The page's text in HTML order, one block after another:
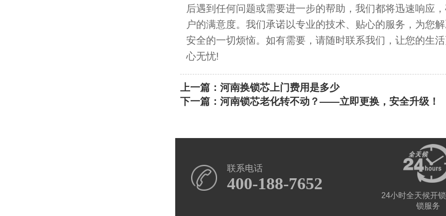
后遇到任何问题或需要进一步的帮助，我们都将迅速响应
户的满意度。我们承诺以专业的技术、贴心的服务，为您
安全的一切烦恼。如有需要，请随时联系我们，让您的生
心无忧!
上一篇：河南换锁芯上门费用是多少
下一篇：河南锁芯老化转不动？——立即更换，安全升级！
联系电话
400-188-7652
24小时全天候开锁
锁服务